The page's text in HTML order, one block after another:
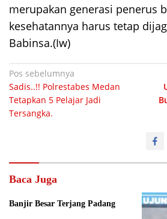
merupakan generasi penerus
kesehatannya harus tetap
Babinsa.(Iw)
Navigasi
pos
Pos sebelumnya
Sadis..!! Polrestabes Medan
Tetapkan 5 Pelajar Jadi
Tersangka.
Baca Juga
Banjir Besar Terjang Padang